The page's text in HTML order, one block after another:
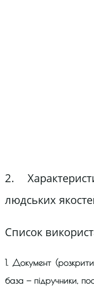
2.
людських
Список
1. Документ
база — підручники,